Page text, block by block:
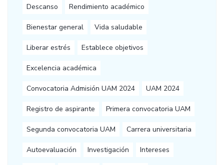
Descanso Rendimiento académico
Bienestar general Vida saludable
Liberar estrés Establece objetivos
Excelencia académica
Convocatoria Admisión UAM 2024 UAM 2024
Registro de aspirante Primera convocatoria UAM
Segunda convocatoria UAM Carrera universitaria
Autoevaluación Investigación Intereses